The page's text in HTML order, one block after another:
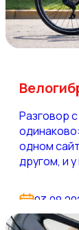
Разговор
одном
другом, и
живёт в